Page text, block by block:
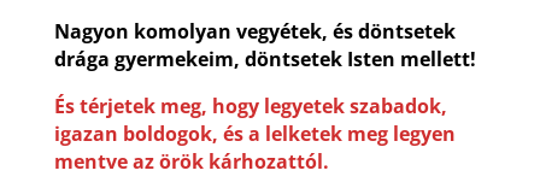
Nagyon komolyan vegyétek, és döntsetek
drága gyermekeim, döntsetek Isten mellett!
És térjetek meg, hogy legyetek szabadok,
igazan boldogok, és a lelketek meg legyen
mentve az örök kárhozattól.